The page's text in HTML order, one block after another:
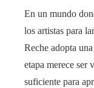
En un mundo
los artistas para
Reche adopta
etapa merece ser
suficiente para